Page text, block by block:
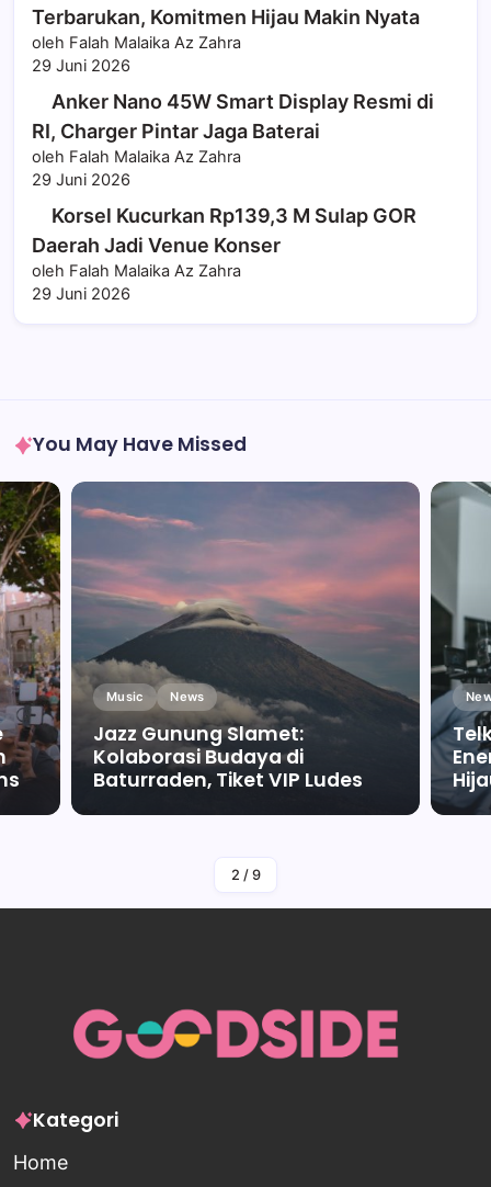
Terbarukan, Komitmen Hijau Makin Nyata
oleh Falah Malaika Az Zahra
29 Juni 2026
Anker Nano 45W Smart Display Resmi di
RI, Charger Pintar Jaga Baterai
oleh Falah Malaika Az Zahra
29 Juni 2026
Korsel Kucurkan Rp139,3 M Sulap GOR
Daerah Jadi Venue Konser
oleh Falah Malaika Az Zahra
29 Juni 2026
You May Have Missed
Music News
Jazz Gunung Slamet:
Kolaborasi Budaya di
Baturraden, Tiket VIP Ludes
2 / 9
Kategori
Home